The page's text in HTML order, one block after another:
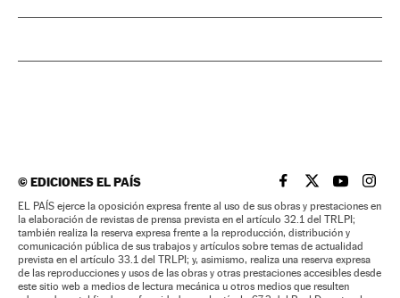
©EDICIONES EL PAÍS EL PAÍS BRASIL EN
EL PAÍSEL PAÍS
EL
EL PAÍS ejerce la oposición expresa frente al uso de sus obras y prestaciones en
la elaboración de revistas de prensa prevista en el artículo 32.1 del TRLPI;
también realiza la reserva expresa frente a la reproducción, distribución y
comunicación pública de sus trabajos y artículos sobre temas de actualidad
prevista en el artículo 33.1 del TRLPI; y, asimismo, realiza una reserva expresa
de las reproducciones y usos de las obras y otras prestaciones accesibles desde
este sitio web a medios de lectura mecánica u otros medios que resulten